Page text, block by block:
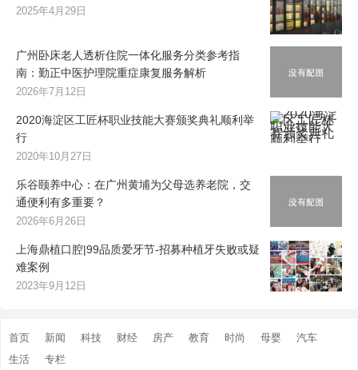
2025年4月29日
广州卧床老人透析住院一体化服务分类参考指
南：勤正中医护理院重症康复服务解析
2026年7月12日
2020海淀区工匠杯职业技能大赛颁奖典礼顺利举
行
2020年10月27日
乐谷颐养中心：在广州黄埔为父母选养老院，交
通便利有多重要？
2026年6月26日
上海鼎植口腔|99品质爱牙节-招募种植牙失败或疑
难案例
2023年9月12日
首页 新闻 科技 财经 房产 教育 时尚 母婴
汽车
生活
专栏